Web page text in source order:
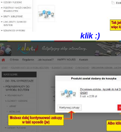
klik :)